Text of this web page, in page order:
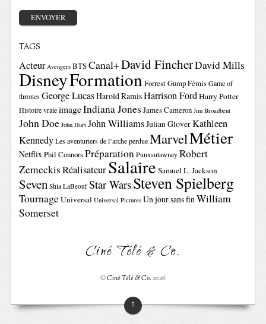
TAGS
Acteur Avengers BTSCanal+David FincherDavid Mills
DisneyFormationForrest GumpFémis Game of
thrones George LucasHarold RamisHarrison FordHarry Potter
Histoire vraie imageIndiana Jones James Cameron Jim Broadbent
John Doe John Hurt John WilliamsJulian GloverKathleen
Kennedy Les aventuriers de l’arche perdue MarvelMétier
NetflixPhil ConnorsPréparation Punxsutawney Robert
ZemeckisRéalisateurSalaire Samuel L. Jackson
Seven Shia LaBeouf Star WarsSteven Spielberg
TournageUniversal Universal Pictures Un jour sans finWilliam
Somerset
Ciné Télé & Co.
©Ciné Télé & Co.2026
↑